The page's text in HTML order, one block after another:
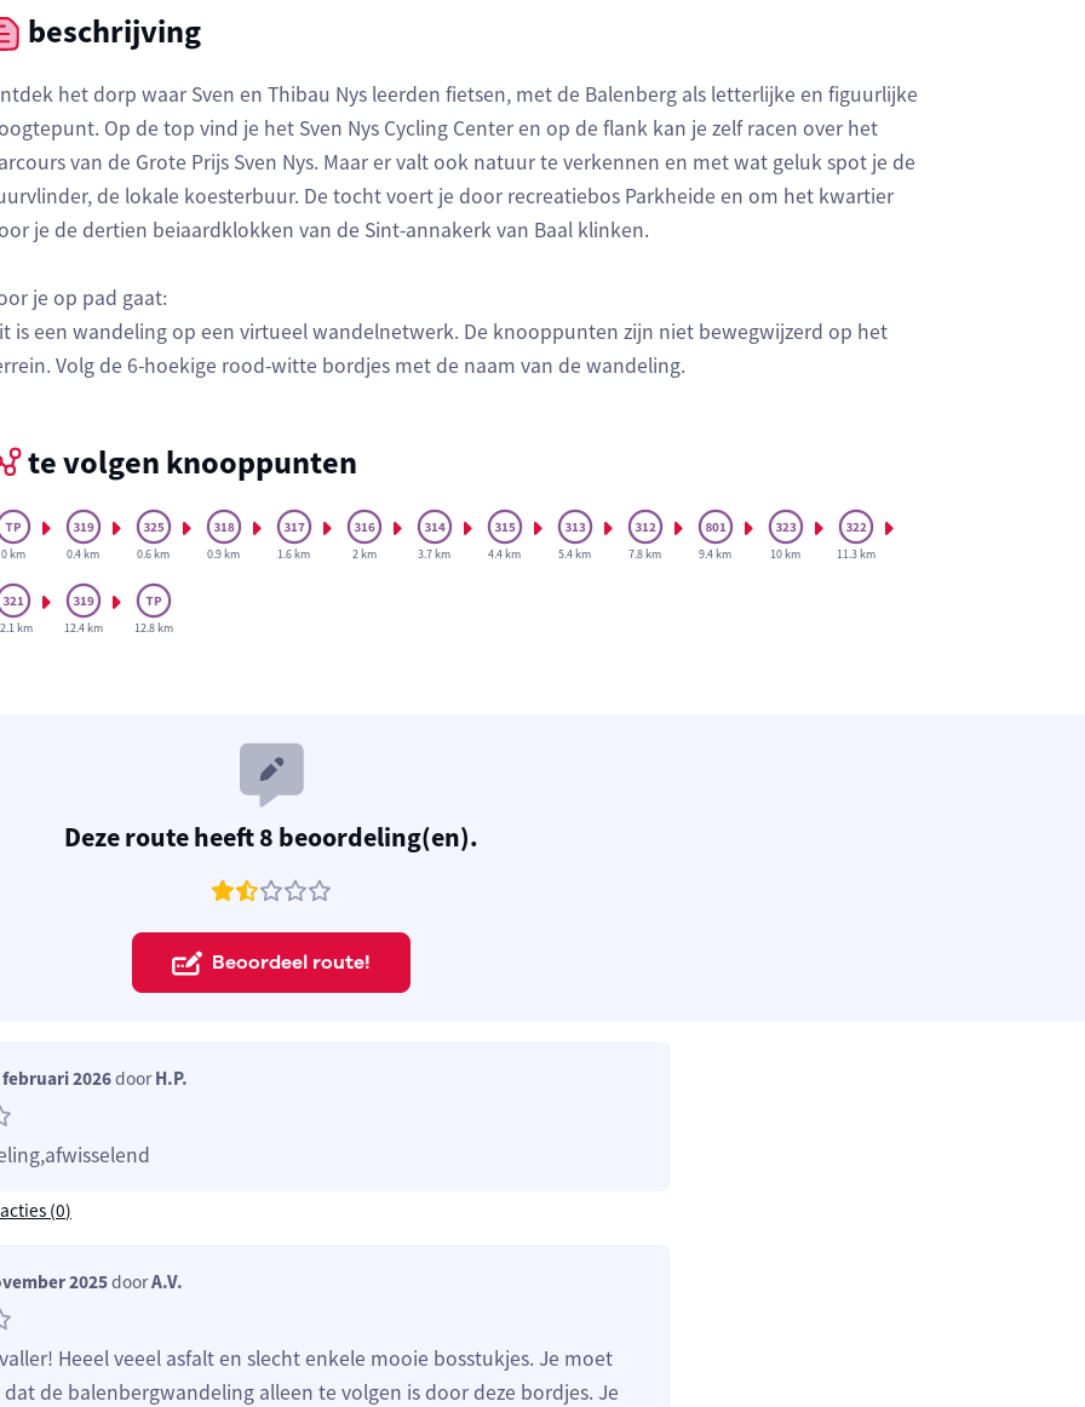
beschrijving
het dorp waar Sven en Thibau Nys leerden fietsen, met de Balenberg als letterlijke en figuurlijke
Op de top vind je het Sven Nys Cycling Center en op de flank kan je zelf racen over het
van de Grote Prijs Sven Nys. Maar er valt ook natuur te verkennen en met wat geluk spot je de
de lokale koesterbuur. De tocht voert je door recreatiebos Parkheide en om het kwartier
je de dertien beiaardklokken van de Sint-annakerk van Baal klinken.
je op pad gaat:
is een wandeling op een virtueel wandelnetwerk. De knooppunten zijn niet bewegwijzerd op het
Volg de 6-hoekige rood-witte bordjes met de naam van de wandeling.
te volgen knooppunten
0 km 0.4 km 0.6 km 0.9 km 1.6 km 2 km 3.7 km 4.4 km 5.4 km 7.8 km 9.4 km 10 km 11.3 km
km 12.4 km 12.8 km
Deze route heeft 8 beoordeling(en).
Beoordeel route!
2026doorH.P.
(0)
2025doorA.V.
Heeel veeel asfalt en slecht enkele mooie bosstukjes. Je moet
de balenbergwandeling alleen te volgen is door deze bordjes. Je